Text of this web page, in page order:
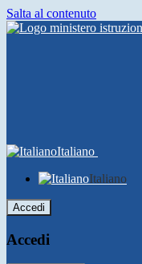
Salta al contenuto
Italiano
Italiano
Accedi
Accedi